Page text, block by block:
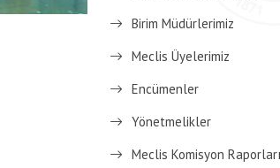
Birim Müdürlerimiz
Meclis Üyelerimiz
Encümenler
Yönetmelikler
Meclis Komisyon Raporları